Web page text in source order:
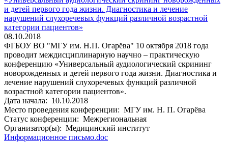
и детей первого года жизни. Диагностика и лечение
нарушений слухоречевых функций различной возрастной
категории пациентов»
08.10.2018
ФГБОУ ВО "МГУ им. Н.П. Огарёва" 10 октября 2018 года
проводит междисциплинарную научно – практическую
конференцию «Универсальный аудиологический скрининг
новорожденных и детей первого года жизни. Диагностика и
лечение нарушений слухоречевых функций различной
возрастной категории пациентов».
Дата начала: 10.10.2018
Место проведения конференции: МГУ им. Н. П. Огарёва
Статус конференции: Межрегиональная
Организатор(ы): Медицинский институт
Информационное письмо.doc